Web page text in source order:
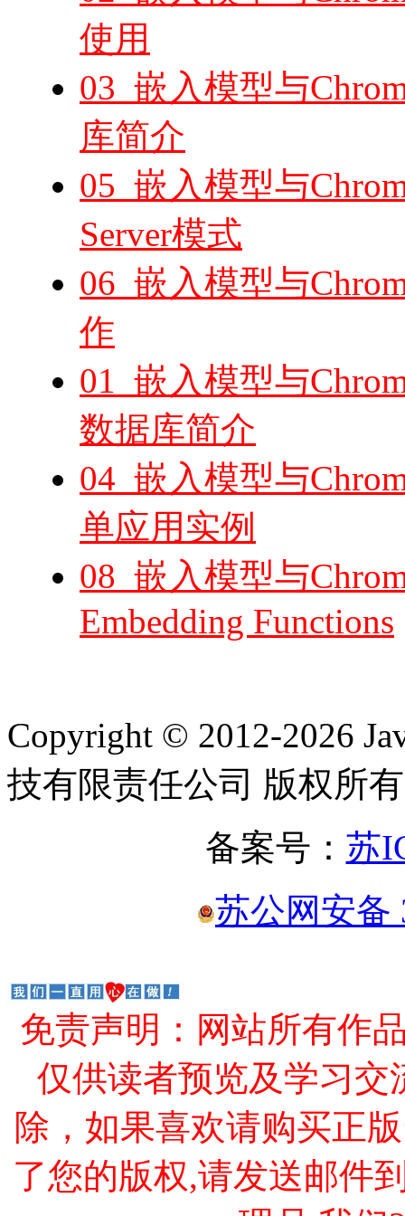
使用
03_嵌入模型与
库简介
05_嵌入模型与
Server模式
06_嵌入模型与
作
01_嵌入模型与
数据库简介
04_嵌入模型与
单应用实例
08_嵌入模型与
Embedding Functions
Copyright © 2012-2026
技有限责任公司 版权所有
备案号： 苏
苏公网安备
免责声明：网站所有作
仅供读者预览及学习交
除，如果喜欢请购买正
了您的版权,请发送邮件